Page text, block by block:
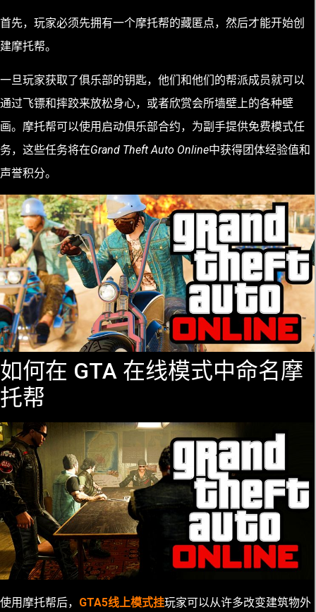
首先，玩家必须先拥有一个摩托帮的藏匿点，然后才能开始创
建摩托帮。
一旦玩家获取了俱乐部的钥匙，他们和他们的帮派成员就可以
通过飞镖和摔跤来放松身心，或者欣赏会所墙壁上的各种壁
画。摩托帮可以使用启动俱乐部合约，为副手提供免费模式任
务，这些任务将在Grand Theft Auto Online中获得团体经验值和
声誉积分。
如何在 GTA 在线模式中命名摩
托帮
使用摩托帮后， GTA5线上模式挂玩家可以从许多改变建筑物外